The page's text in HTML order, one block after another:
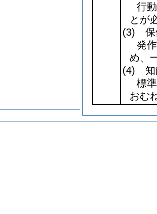
行
とが
(3) 保
発
め、
(4) 知
標
おむ